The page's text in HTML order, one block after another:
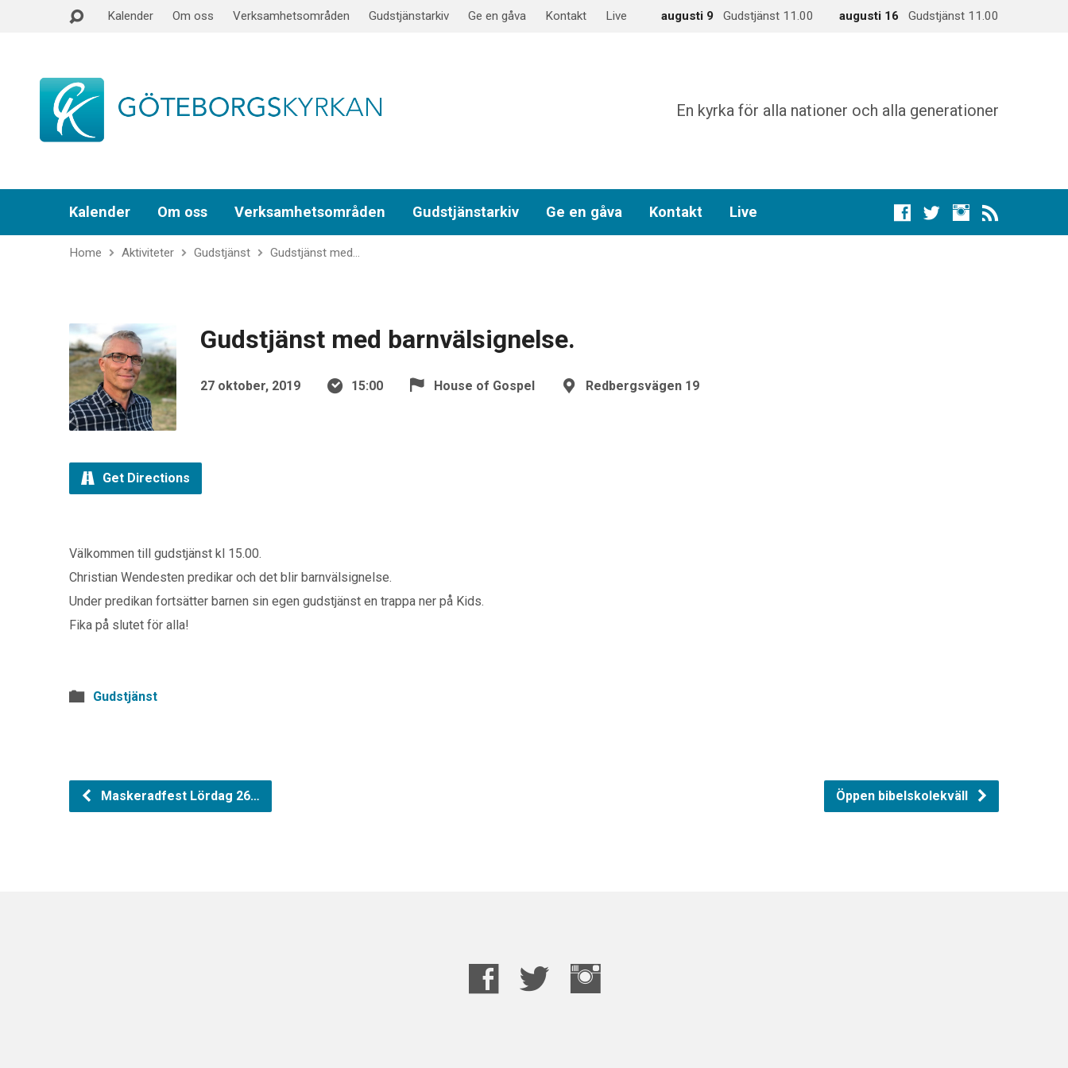
Kalender Om oss Verksamhetsområden Gudstjänstarkiv Ge en gåva Kontakt Live augusti 9 Gudstjänst 11.00 augusti 16 Gudstjänst 11.00
En kyrka för alla nationer och alla generationer
Kalender Om oss Verksamhetsområden Gudstjänstarkiv Ge en gåva Kontakt Live
Home Aktiviteter Gudstjänst Gudstjänst med…
Gudstjänst med barnvälsignelse.
27 oktober, 2019 15:00 House of Gospel Redbergsvägen 19
Get Directions
Välkommen till gudstjänst kl 15.00.
Christian Wendesten predikar och det blir barnvälsignelse.
Under predikan fortsätter barnen sin egen gudstjänst en trappa ner på Kids.
Fika på slutet för alla!
Gudstjänst
Maskeradfest Lördag 26… Öppen bibelskolekväll